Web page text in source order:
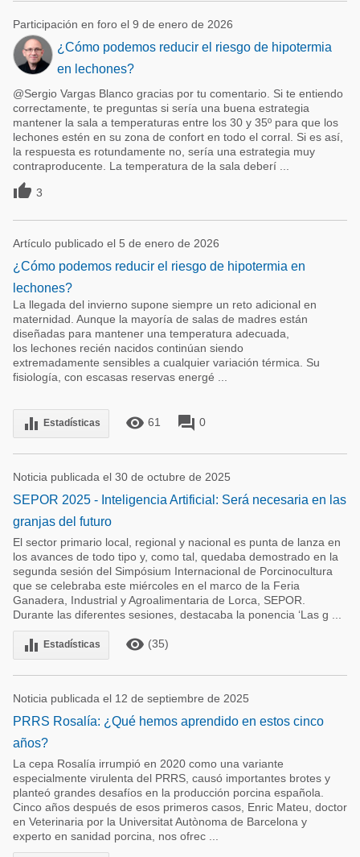
Participación en foro el 9 de enero de 2026
¿Cómo podemos reducir el riesgo de hipotermia
en lechones?
@Sergio Vargas Blanco gracias por tu comentario. Si te entiendo
correctamente, te preguntas si sería una buena estrategia
mantener la sala a temperaturas entre los 30 y 35º para que los
lechones estén en su zona de confort en todo el corral. Si es así,
la respuesta es rotundamente no, sería una estrategia muy
contraproducente. La temperatura de la sala deberí ...
 3
Artículo publicado el 5 de enero de 2026
¿Cómo podemos reducir el riesgo de hipotermia en
lechones?
La llegada del invierno supone siempre un reto adicional en
maternidad. Aunque la mayoría de salas de madres están
diseñadas para mantener una temperatura adecuada,
los lechones recién nacidos continúan siendo
extremadamente sensibles a cualquier variación térmica. Su
fisiología, con escasas reservas energé ...
equalizer Estadísticas remove_red_eye 61 forum 0
Noticia publicada el 30 de octubre de 2025
SEPOR 2025 - Inteligencia Artificial: Será necesaria en las
granjas del futuro
El sector primario local, regional y nacional es punta de lanza en
los avances de todo tipo y, como tal, quedaba demostrado en la
segunda sesión del Simpósium Internacional de Porcinocultura
que se celebraba este miércoles en el marco de la Feria
Ganadera, Industrial y Agroalimentaria de Lorca, SEPOR.
Durante las diferentes sesiones, destacaba la ponencia ‘Las g ...
equalizer Estadísticas remove_red_eye (35)
Noticia publicada el 12 de septiembre de 2025
PRRS Rosalía: ¿Qué hemos aprendido en estos cinco
años?
La cepa Rosalía irrumpió en 2020 como una variante
especialmente virulenta del PRRS, causó importantes brotes y
planteó grandes desafíos en la producción porcina española.
Cinco años después de esos primeros casos, Enric Mateu, doctor
en Veterinaria por la Universitat Autònoma de Barcelona y
experto en sanidad porcina, nos ofrec ...